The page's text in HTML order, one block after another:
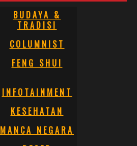
BUDAYA &
TRADISI
COLUMNIST
FENG SHUI
INFOTAINMENT
KESEHATAN
MANCA NEGARA